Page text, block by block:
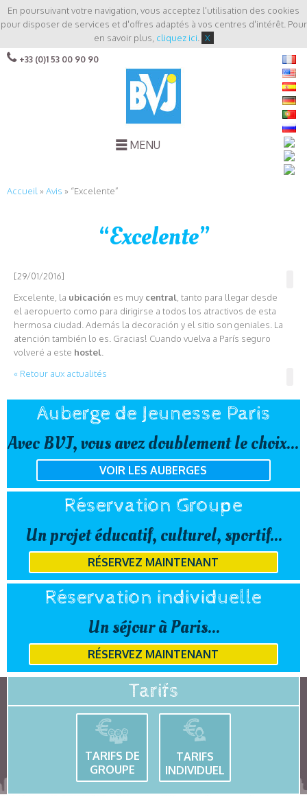
En poursuivant votre navigation, vous acceptez l'utilisation des cookies
pour disposer de services et d'offres adaptés à vos centres d'intérêt. Pour
en savoir plus, cliquez ici X
+33 (0)1 53 00 90 90
MENU
Accueil »Avis » “Excelente”
“Excelente”
[29/01/2016]
Excelente, la ubicación es muy central, tanto para llegar desde
el aeropuerto como para dirigirse a todos los atractivos de esta
hermosa ciudad. Además la decoración y el sitio son geniales. La
atención también lo es. Gracias! Cuando vuelva a París seguro
volveré a este hostel.
« Retour aux actualités
Auberge de Jeunesse Paris
Avec BVJ, vous avez doublement le choix...
VOIR LES AUBERGES
Réservation Groupe
Un projet éducatif, culturel, sportif...
RÉSERVEZ MAINTENANT
Réservation individuelle
Un séjour à Paris...
RÉSERVEZ MAINTENANT
Tarifs
TARIFS DE
GROUPE
TARIFS
INDIVIDUEL